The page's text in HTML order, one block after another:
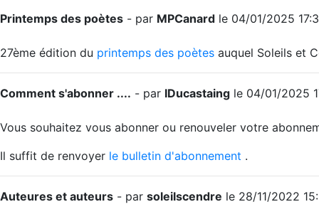
Printemps des poètes - par MPCanard le 04/01/2025
27ème édition du printemps des poètes auquel Soleils et
Comment s'abonner .... - par IDucastaing le 04/01/2025
Vous souhaitez vous abonner ou renouveler votre
Il suffit de renvoyer le bulletin d'abonnement .
Auteures et auteurs - par soleilscendre le 28/11/2022